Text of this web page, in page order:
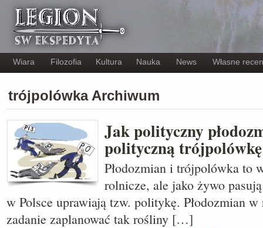
Wiara Filozofia Kultura Nauka News Własne
trójpolówka Archiwum
Jak polityczny
polityczną
Płodozmian i trójpolówka to
rolnicze, ale jako żywo
w Polsce uprawiają tzw. politykę. Płodozmian
zadanie zaplanować tak rośliny […]